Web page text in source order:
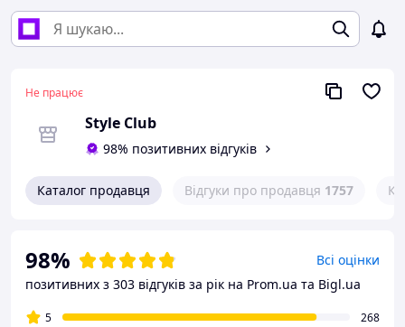
Не працює
Style Club
98% позитивних відгуків
Каталог продавця Відгуки про продавця 1757
98%
Всі оцінки
позитивних з 303 відгуків за рік на Prom.ua та Bigl.ua
5
268